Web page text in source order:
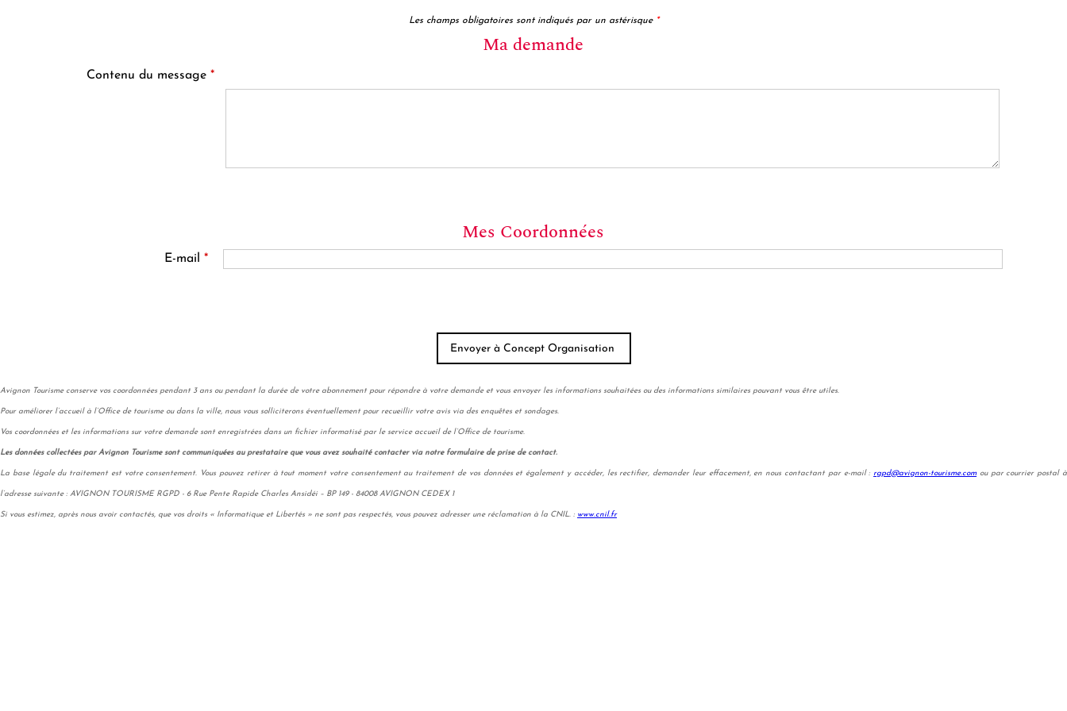
Les champs obligatoires sont indiqués par un astérisque *
Ma demande
Contenu du message*
Mes Coordonnées
E-mail*
Avignon Tourisme conserve vos coordonnées pendant 3 ans ou pendant la durée de votre abonnement pour répondre à votre demande et vous envoyer les informations souhaitées ou des informations similaires pouvant vous être utiles.
Pour améliorer l’accueil à l’Office de tourisme ou dans la ville, nous vous solliciterons éventuellement pour recueillir votre avis via des enquêtes et sondages.
Vos coordonnées et les informations sur votre demande sont enregistrées dans un fichier informatisé par le service accueil de l’Office de tourisme.
Les données collectées par Avignon Tourisme sont communiquées au prestataire que vous avez souhaité contacter via notre formulaire de prise de contact.
La base légale du traitement est votre consentement. Vous pouvez retirer à tout moment votre consentement au traitement de vos données et également y accéder, les rectifier, demander leur effacement, en nous contactant par e-mail : rgpd@avignon-tourisme.comou par courrier postal à
l’adresse suivante : AVIGNON TOURISME RGPD - 6 Rue Pente Rapide Charles Ansidéi – BP 149 - 84008 AVIGNON CEDEX 1
Si vous estimez, après nous avoir contactés, que vos droits « Informatique et Libertés » ne sont pas respectés, vous pouvez adresser une réclamation à la CNIL. : www.cnil.fr